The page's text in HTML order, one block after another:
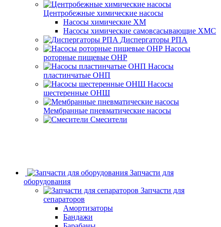
Центробежные химические насосы
Насосы химические ХМ
Насосы химические самовсасывающие ХМС
Диспергаторы РПА
Насосы
роторные пищевые ОНР
Насосы
пластинчатые ОНП
Насосы
шестеренные ОНШ
Мембранные пневматические насосы
Смесители
Запчасти для
оборудования
Запчасти для
сепараторов
Амортизаторы
Бандажи